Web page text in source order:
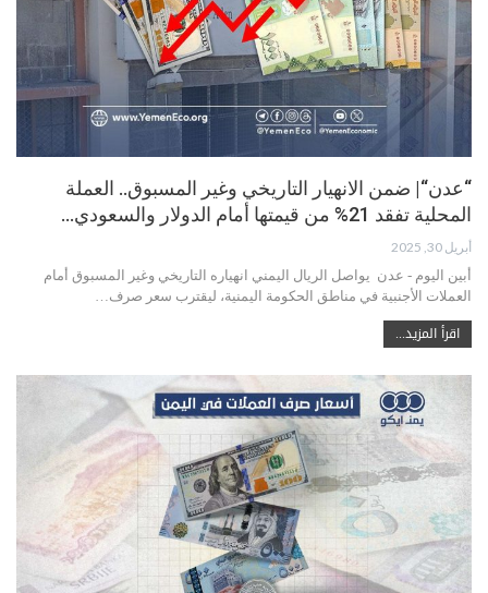
“عدن“| ضمن الانهيار التاريخي وغير المسبوق.. العملة
المحلية تفقد 21% من قيمتها أمام الدولار والسعودي…
أبريل 30, 2025
أبين اليوم - عدن يواصل الريال اليمني انهياره التاريخي وغير المسبوق أمام
العملات الأجنبية في مناطق الحكومة اليمنية، ليقترب سعر صرف…
اقرأ المزيد...